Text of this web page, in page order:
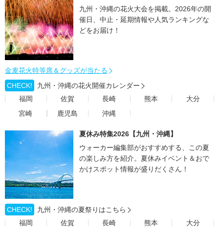
九州・沖縄の花火大会を掲載。2026年の開
催日、中止・延期情報や人気ランキングな
どをお届け！
金麦花火特等席＆グッズが当たる
CHECK!
九州・沖縄の花火開催カレンダー
福岡
佐賀 長崎 熊本
大分
宮崎
鹿児島 沖縄
夏休み特集2026【九州・沖縄】
ウォーカー編集部がおすすめする、この夏
の楽しみ方を紹介。夏休みイベント＆おで
かけスポット情報が盛りだくさん！
CHECK!
九州・沖縄の夏祭りはこちら
福岡
佐賀 長崎 熊本
大分